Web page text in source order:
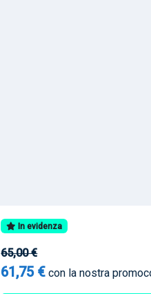
In evidenza
65,00 €
61,75 € con la nostra